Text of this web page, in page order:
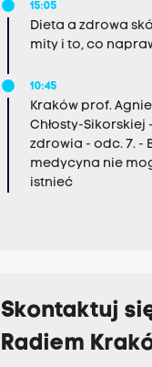
15:05
Dieta a zdrowa
mity i to, co
10:45
Kraków prof.
Chłosty-Sikorskiej
zdrowia - odc. 7. -
medycyna nie
istnieć
Skontaktuj
Radiem